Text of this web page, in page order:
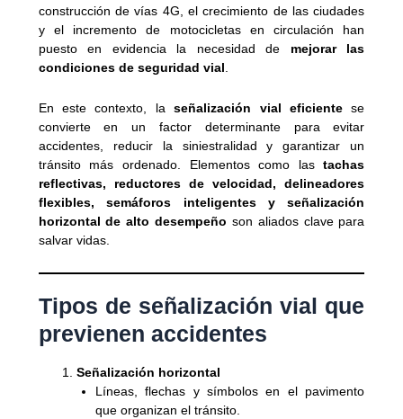
construcción de vías 4G, el crecimiento de las ciudades
y el incremento de motocicletas en circulación han
puesto en evidencia la necesidad de mejorar las
condiciones de seguridad vial
En este contexto, laseñalización vial eficiente se
convierte en un factor determinante para evitar
accidentes, reducir la siniestralidad y garantizar un
tránsito más ordenado. Elementos como lastachas
reflectivas, reductores de velocidad, delineadores
flexibles, semáforos inteligentes y señalización
horizontal de alto desempeño son aliados clave para
salvar vidas.
Tipos de señalización vial que
previenen accidentes
Señalización horizontal
Líneas, flechas y símbolos en el pavimento
que organizan el tránsito.